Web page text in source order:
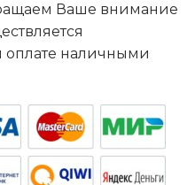
Ваше внимание
оплате наличными